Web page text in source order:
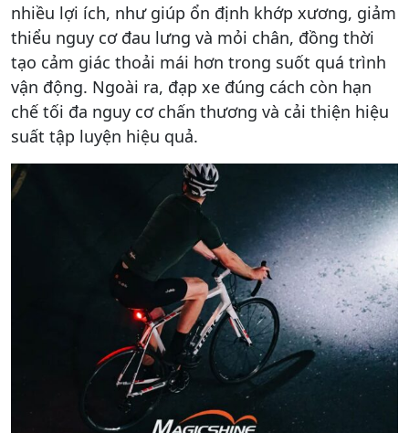
nhiều lợi ích, như giúp ổn định khớp xương, giảm
thiểu nguy cơ đau lưng và mỏi chân, đồng thời
tạo cảm giác thoải mái hơn trong suốt quá trình
vận động. Ngoài ra, đạp xe đúng cách còn hạn
chế tối đa nguy cơ chấn thương và cải thiện hiệu
suất tập luyện hiệu quả.